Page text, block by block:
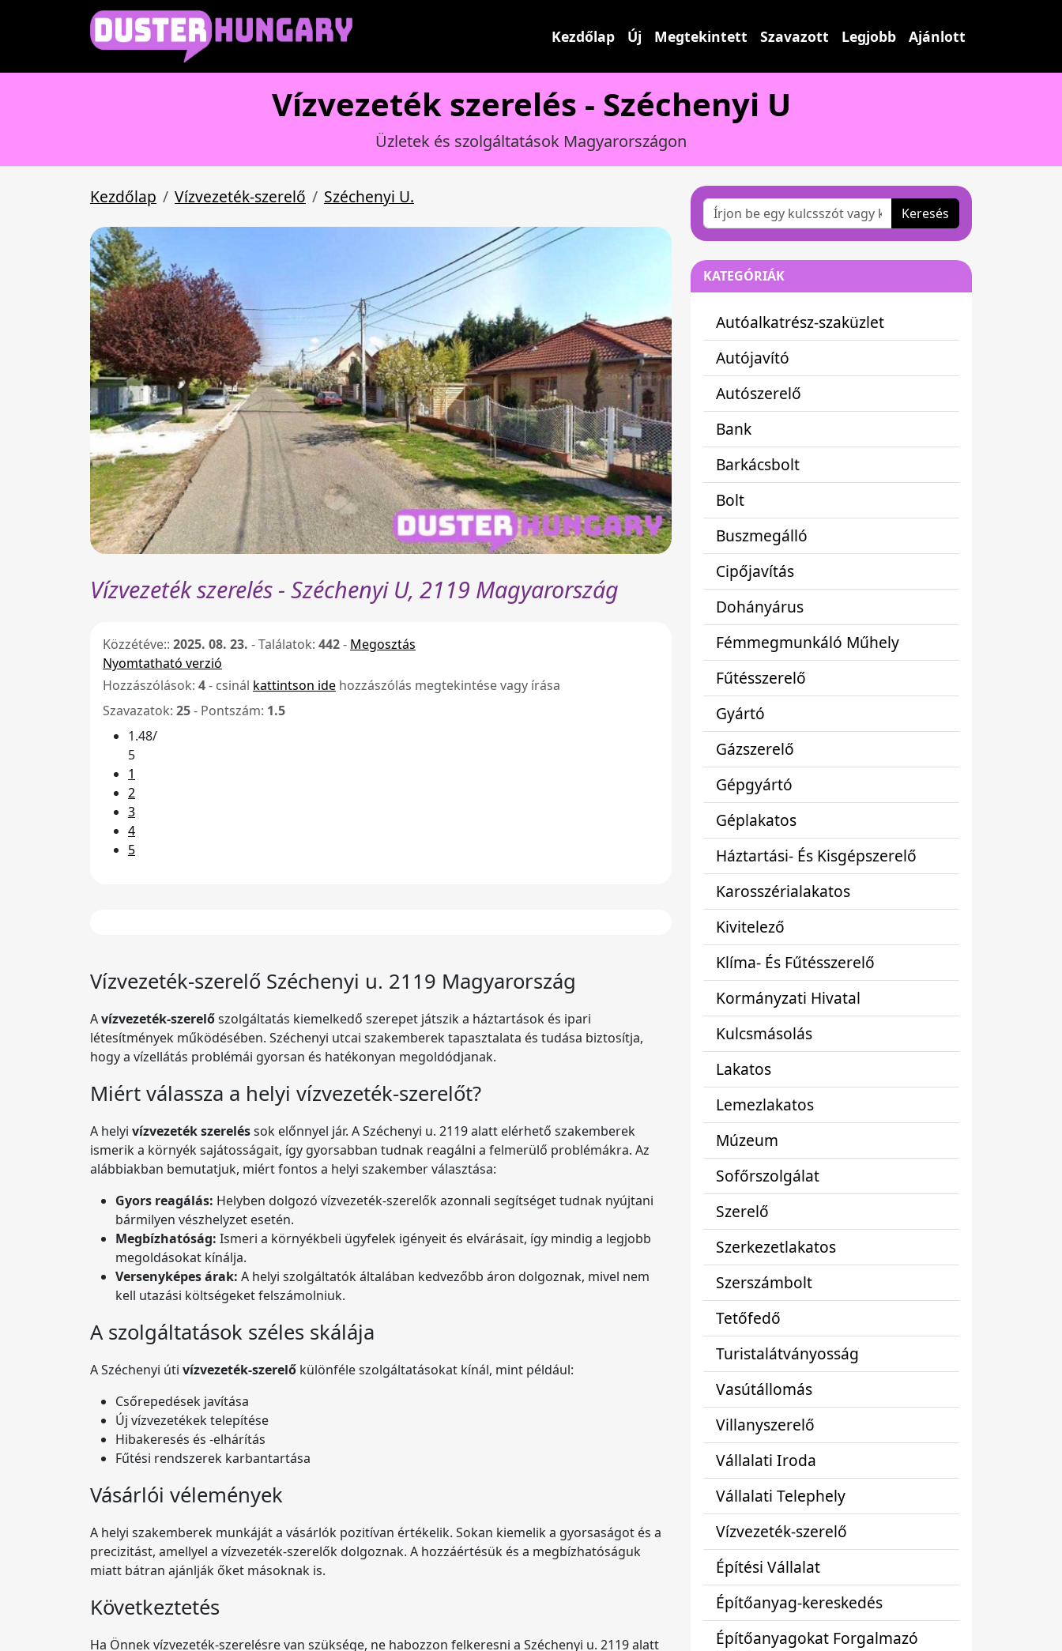
Kezdőlap Új Megtekintett Szavazott Legjobb Ajánlott
Vízvezeték szerelés - Széchenyi U
Üzletek és szolgáltatások Magyarországon
Kezdőlap Vízvezeték-szerelő Széchenyi U.
Vízvezeték szerelés - Széchenyi U, 2119 Magyarország
Közzétéve:: 2025. 08. 23. -Találatok: 442- Megosztás
Nyomtatható verzió
Hozzászólások: 4- csinál kattintson ide hozzászólás megtekintése vagy írása
Szavazatok: 25- Pontszám: 1.5
1.48/
5
1
2
3
4
5
Vízvezeték-szerelő Széchenyi u. 2119 Magyarország
Avízvezeték-szerelőszolgáltatás kiemelkedő szerepet játszik a háztartások és ipari
létesítmények működésében. Széchenyi utcai szakemberek tapasztalata és tudása biztosítja,
hogy a vízellátás problémái gyorsan és hatékonyan megoldódjanak.
Miért válassza a helyi vízvezeték-szerelőt?
A helyi vízvezeték szereléssok előnnyel jár. A Széchenyi u. 2119 alatt elérhető szakemberek
ismerik a környék sajátosságait, így gyorsabban tudnak reagálni a felmerülő problémákra. Az
alábbiakban bemutatjuk, miért fontos a helyi szakember választása:
Gyors reagálás: Helyben dolgozó vízvezeték-szerelők azonnali segítséget tudnak nyújtani
bármilyen vészhelyzet esetén.
Megbízhatóság: Ismeri a környékbeli ügyfelek igényeit és elvárásait, így mindig a legjobb
megoldásokat kínálja.
Versenyképes árak: A helyi szolgáltatók általában kedvezőbb áron dolgoznak, mivel nem
kell utazási költségeket felszámolniuk.
A szolgáltatások széles skálája
A Széchenyi úti vízvezeték-szerelő különféle szolgáltatásokat kínál, mint például:
Csőrepedések javítása
Új vízvezetékek telepítése
Hibakeresés és -elhárítás
Fűtési rendszerek karbantartása
Vásárlói vélemények
A helyi szakemberek munkáját a vásárlók pozitívan értékelik. Sokan kiemelik a gyorsaságot és a
precizitást, amellyel a vízvezeték-szerelők dolgoznak. A hozzáértésük és a megbízhatóságuk
miatt bátran ajánlják őket másoknak is.
Következtetés
Ha Önnek vízvezeték-szerelésre van szüksége, ne habozzon felkeresni a Széchenyi u. 2119 alatt
Keresés
KATEGÓRIÁK
Autóalkatrész-szaküzlet
Autójavító
Autószerelő
Bank
Barkácsbolt
Bolt
Buszmegálló
Cipőjavítás
Dohányárus
Fémmegmunkáló Műhely
Fűtésszerelő
Gyártó
Gázszerelő
Gépgyártó
Géplakatos
Háztartási- És Kisgépszerelő
Karosszérialakatos
Kivitelező
Klíma- És Fűtésszerelő
Kormányzati Hivatal
Kulcsmásolás
Lakatos
Lemezlakatos
Múzeum
Sofőrszolgálat
Szerelő
Szerkezetlakatos
Szerszámbolt
Tetőfedő
Turistalátványosság
Vasútállomás
Villanyszerelő
Vállalati Iroda
Vállalati Telephely
Vízvezeték-szerelő
Építési Vállalat
Építőanyag-kereskedés
Építőanyagokat Forgalmazó